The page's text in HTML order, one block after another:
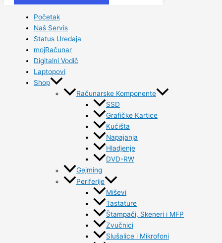
Početak
Naš Servis
Status Uređaja
mojRačunar
Digitalni Vodič
Laptopovi
Shop
Računarske Komponente
SSD
Grafičke Kartice
Kućišta
Napajanja
Hladjenje
DVD-RW
Gejming
Periferije
Miševi
Tastature
Štampači, Skeneri i MFP
Zvučnici
Slušalice i Mikrofoni